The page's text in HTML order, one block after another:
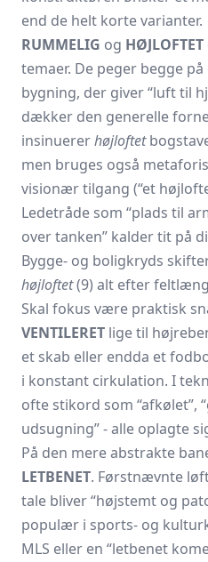
end de helt korte varianter.
RUMMELIG og HØJLOFTET
temaer. De peger begge
bygning, der giver “luft til
dækker den generelle
insinuererhøjloftet
men bruges også
visionær tilgang (“et
Ledetråde som “plads til
over tanken” kalder tit på
Bygge- og boligkryds
højloftet(9) alt efter
Skal fokus være praktisk
VENTILERET lige til
et skab eller endda et
i konstant cirkulation. I
ofte stikord som “afkølet”,
udsugning” - alle oplagte
På den mere abstrakte
LETBENET. Førstnævnte
tale bliver “højstemt og
populær i sports- og
MLS eller en “letbenet